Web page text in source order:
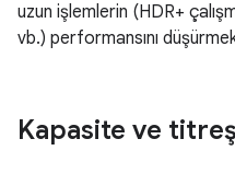
uzun işlemlerin (HDR+
vb.) performansını
Kapasite ve